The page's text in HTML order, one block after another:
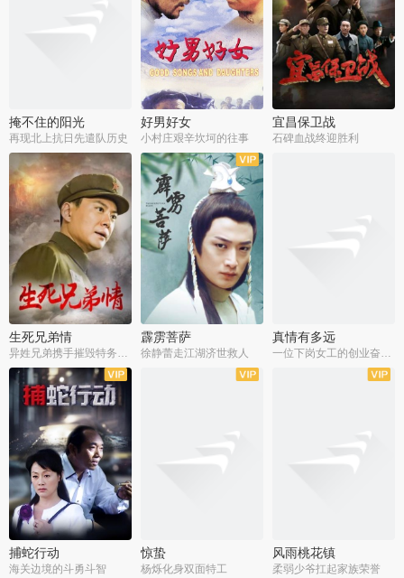
掩不住的阳光
再现北上抗日先遣队历史
好男好女
小村庄艰辛坎坷的往事
宜昌保卫战
石碑血战终迎胜利
全37集
生死兄弟情
异姓兄弟携手摧毁特务阴谋
全40集
霹雳菩萨
徐静蕾走江湖济世救人
真情有多远
一位下岗女工的创业奋斗史
全22集
捕蛇行动
海关边境的斗勇斗智
惊蛰
杨烁化身双面特工
风雨桃花镇
柔弱少爷扛起家族荣誉